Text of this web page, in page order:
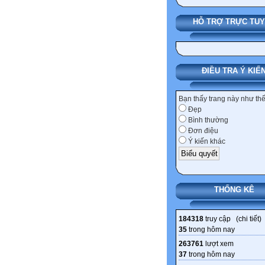
HỖ TRỢ TRỰC
ĐIỀU TRA Ý KIẾN
Bạn thấy trang này như
Đẹp
Bình thường
Đơn điệu
Ý kiến khác
THỐNG KÊ
184318 truy cập (chi tiết)
35 trong hôm nay
263761 lượt xem
37 trong hôm nay